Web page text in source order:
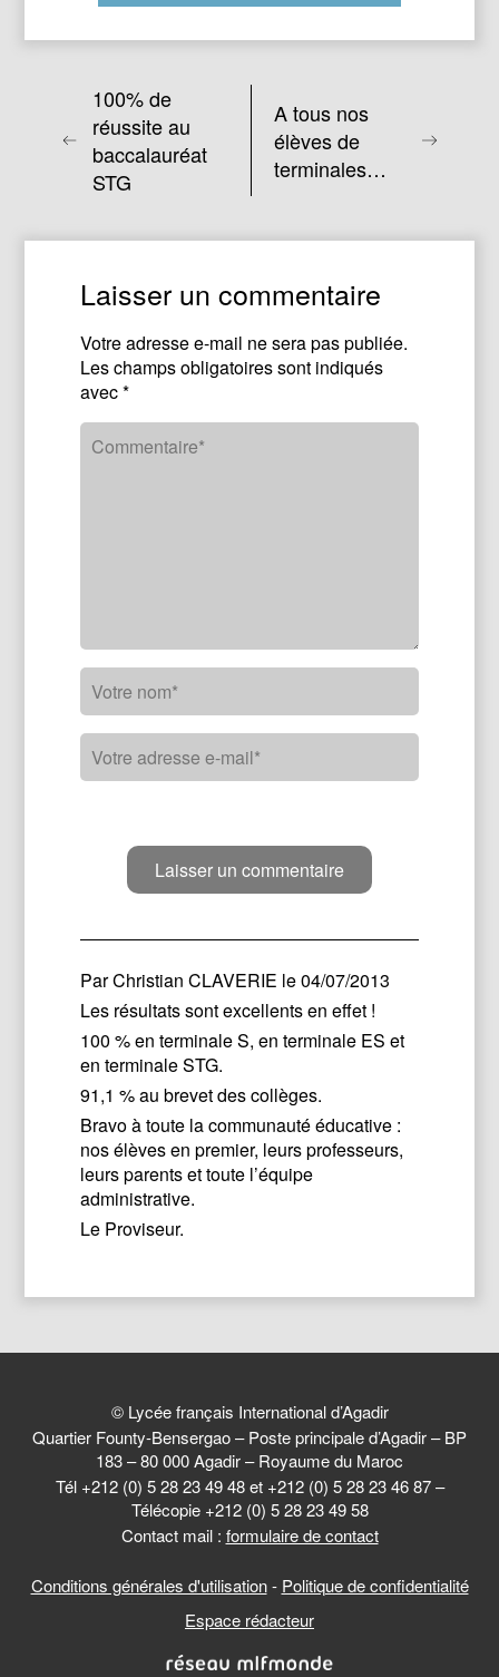
100% de
réussite au
baccalauréat
STG
A tous nos
élèves de
terminales…
Laisser un commentaire
Votre adresse e-mail ne sera pas publiée.
Les champs obligatoires sont indiqués
avec*
ParChristian CLAVERIE le 04/07/2013
Les résultats sont excellents en effet !
100 % en terminale S, en terminale ES et
en terminale STG.
91,1 % au brevet des collèges.
Bravo à toute la communauté éducative :
nos élèves en premier, leurs professeurs,
leurs parents et toute l’équipe
administrative.
Le Proviseur.
© Lycée français International d’Agadir
Quartier Founty-Bensergao – Poste principale d’Agadir – BP
183 – 80 000 Agadir – Royaume du Maroc
Tél +212 (0) 5 28 23 49 48 et +212 (0) 5 28 23 46 87 –
Télécopie +212 (0) 5 28 23 49 58
Contact mail : formulaire de contact
Conditions générales d'utilisation- Politique de confidentialité
Espace rédacteur